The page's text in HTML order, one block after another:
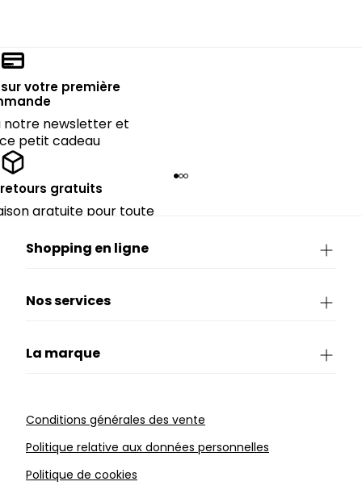
votre première
notre newsletter et
petit cadeau
gratuits
gratuite pour toute
Shopping en ligne
Nos services
La marque
Conditions générales des vente
Politique relative aux données personnelles
Politique de cookies